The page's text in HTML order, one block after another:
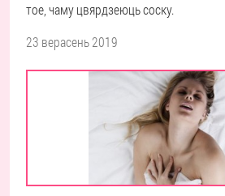
тое, чаму цвярдзеюць соску.
23 верасень 2019